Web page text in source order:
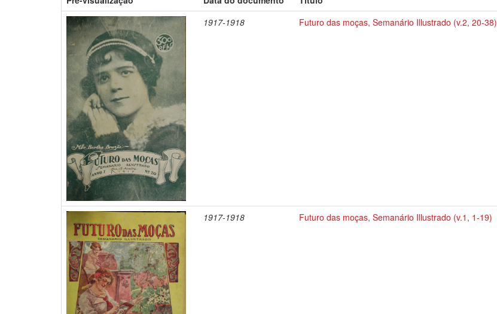
1917-1918
Futuro das moças, Semanário Illustrado (v.2, 20-38)
1917-1918 Futuro das moças, Semanário Illustrado (v.1, 1-19)